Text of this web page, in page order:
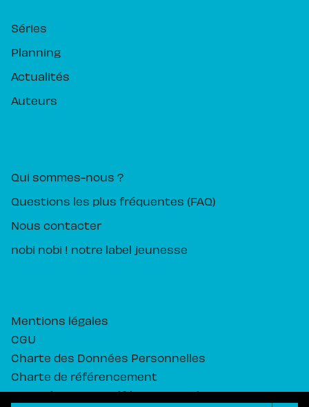
Séries
Planning
Actualités
Auteurs
Qui sommes-nous ?
Questions les plus fréquentes (FAQ)
Nous contacter
nobi nobi ! notre label jeunesse
Mentions légales
CGU
Charte des Données Personnelles
Charte de référencement
Paramétrez vos préférences cookies